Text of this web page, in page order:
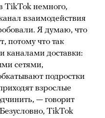
TikTok немного,
взаимодействия
Я думаю, что
потому что так
каналами доставки:
сетями,
подростки
взрослые
— говорит
TikTok